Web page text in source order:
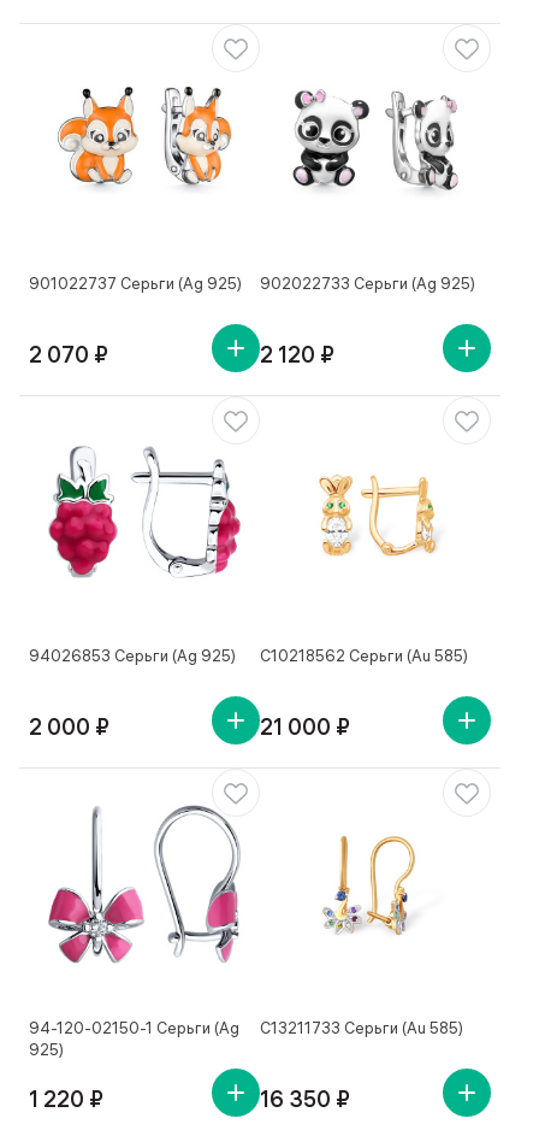
901022737 Серьги (Ag 925)
2 070 ₽
902022733 Серьги (Ag 925)
2 120 ₽
94026853 Серьги (Ag 925)
2 000 ₽
С10218562 Серьги (Au 585)
21 000 ₽
94-120-02150-1 Серьги (Ag
925)
1 220 ₽
С13211733 Серьги (Au 585)
16 350 ₽